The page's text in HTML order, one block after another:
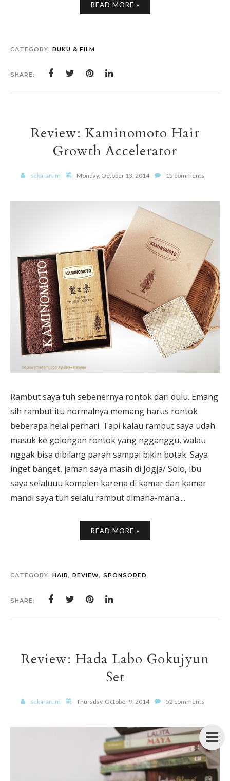
READ MORE »
CATEGORY: BUKU & FILM
SHARE:
Review: Kaminomoto Hair
Growth Accelerator
sekararum Monday, October 13, 2014 15 comments
Rambut saya tuh sebenernya rontok dari dulu. Emang
sih rambut itu normalnya memang harus rontok
beberapa helai perhari. Tapi kalau rambut saya udah
masuk ke golongan rontok yang ngganggu, walau
nggak bisa dibilang parah sampai bikin botak. Saya
inget banget, jaman saya masih di Jogja/ Solo, ibu
saya selaluuu komplen karena di kamar dan kamar
mandi saya tuh selalu rambut dimana-mana....
READ MORE »
CATEGORY: HAIR, REVIEW, SPONSORED
SHARE:
Review: Hada Labo Gokujyun
Set
sekararum Thursday, October 9, 2014 52 comments